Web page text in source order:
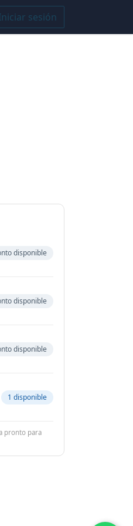
sesión
disponible
disponible
disponible
1 disponible
pronto para